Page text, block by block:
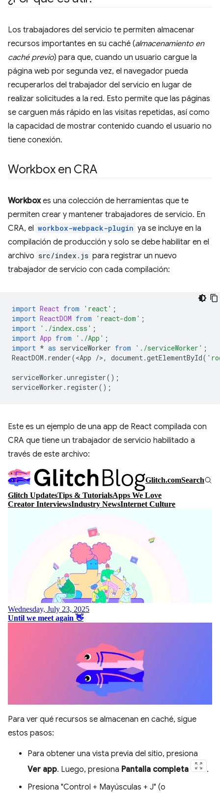
Los trabajadores del servicio te permiten almacenar
recursos importantes en su caché (almacenamiento en
caché previo) para que, cuando un usuario cargue la
página web por segunda vez, el navegador pueda
recuperarlos del trabajador del servicio en lugar de
realizar solicitudes a la red. Esto permite que las páginas
se carguen más rápido en las visitas repetidas, así como
la capacidad de mostrar contenido cuando el usuario no
tiene conexión.
Workbox en CRA
Workboxes una colección de herramientas que te
permiten crear y mantener trabajadores de servicio. En
CRA, el workbox-webpack-plugin ya se incluye en la
compilación de producción y solo se debe habilitar en el
archivo src/index.js para registrar un nuevo
trabajador de servicio con cada compilación:
import React from 'react' ;
import ReactDOM from 'react-dom' ;
import './index.css' ;
import App from './App' ;
import * as serviceWorker from './serviceWorker' ;
ReactDOM . render(<App />, document.getElementById(
serviceWorker .unregister();
serviceWorker . register();
Este es un ejemplo de una app de React compilada con
CRA que tiene un trabajador de servicio habilitado a
través de este archivo:
Para ver qué recursos se almacenan en caché, sigue
estos pasos:
Para obtener una vista previa del sitio, presiona
Ver app. Luego, presiona Pantalla completa
.
Presiona "Control + Mayúsculas + J" (o